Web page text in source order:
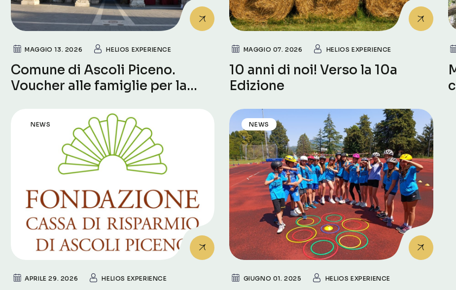
MAGGIO 13. 2026 HELIOS EXPERIENCE
Comune di Ascoli Piceno.
Voucher alle famiglie per la
MAGGIO 07. 2026 HELIOS EXPERIENCE
10 anni di noi! Verso la 10a
Edizione
NEWS
APRILE 29. 2026 HELIOS EXPERIENCE
NEWS
GIUGNO 01. 2025 HELIOS EXPERIENCE